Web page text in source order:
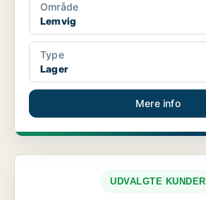
Område
Lemvig
Type
Lager
Mere info
UDVALGTE KUNDER